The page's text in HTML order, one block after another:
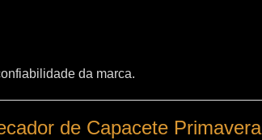
da marca.
de Capacete Primavera